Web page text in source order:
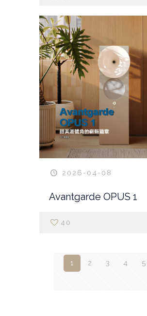
2026-04-08
Avantgarde OPUS 1
40
1 2 3 4 5